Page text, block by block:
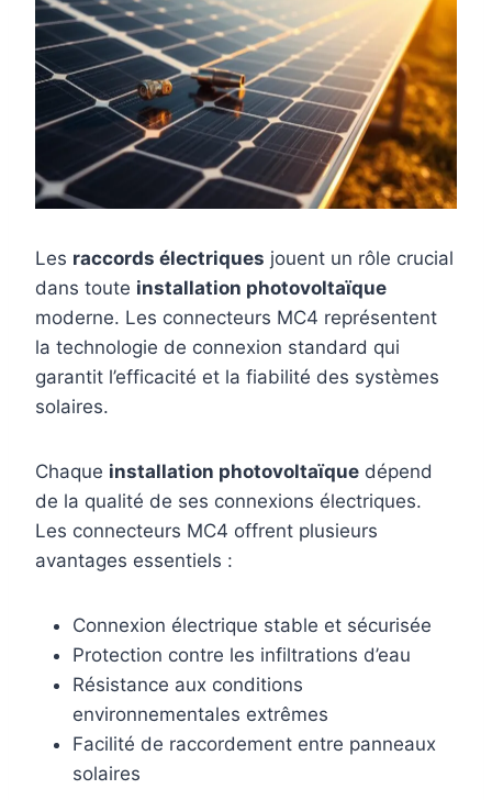
Les raccords électriques jouent un rôle crucial
dans toute installation photovoltaïque
moderne. Les connecteurs MC4 représentent
la technologie de connexion standard qui
garantit l’efficacité et la fiabilité des systèmes
solaires.
Chaque installation photovoltaïque dépend
de la qualité de ses connexions électriques.
Les connecteurs MC4 offrent plusieurs
avantages essentiels :
Connexion électrique stable et sécurisée
Protection contre les infiltrations d’eau
Résistance aux conditions
environnementales extrêmes
Facilité de raccordement entre panneaux
solaires